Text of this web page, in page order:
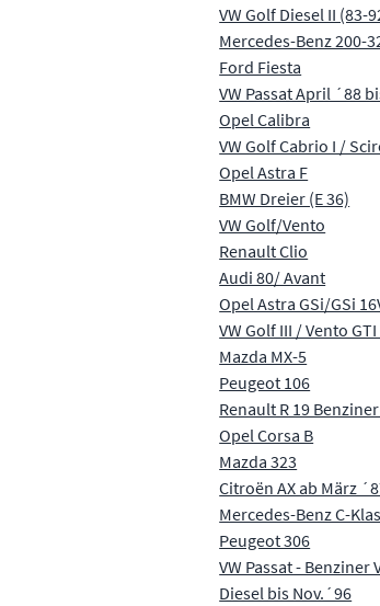
VW Golf Diesel II (83-
Mercedes-Benz 200-
Ford Fiesta
VW Passat April ´88
Opel Calibra
VW Golf Cabrio I /
Opel Astra F
BMW Dreier (E 36)
VW Golf/Vento
Renault Clio
Audi 80/ Avant
Opel Astra GSi/GSi
VW Golf III / Vento GTI
Mazda MX-5
Peugeot 106
Renault R 19
Opel Corsa B
Mazda 323
Citroën AX ab März
Mercedes-Benz C-
Peugeot 306
VW Passat -
Diesel bis Nov.´96